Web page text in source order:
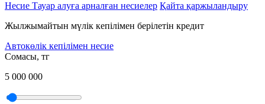
Несие Тауар алуға арналған несиелер Қайта қаржыландыру
Жылжымайтын мүлік кепілімен берілетін кредит
Автокөлік кепілімен несие
Cомасы, тг
5 000 000